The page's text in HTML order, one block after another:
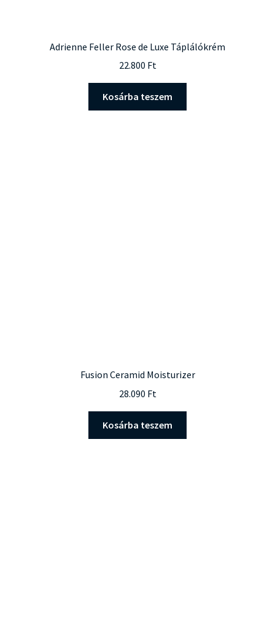
Adrienne Feller Rose de Luxe Táplálókrém
22.800 Ft
Kosárba teszem
Fusion Ceramid Moisturizer
28.090 Ft
Kosárba teszem